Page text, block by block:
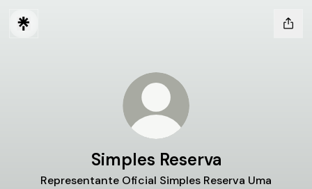
Simples Reserva
Representante Oficial Simples Reserva Uma